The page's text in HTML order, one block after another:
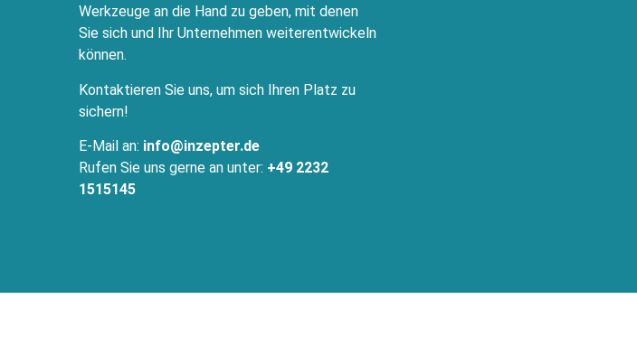
Werkzeuge an die Hand zu geben, mit denen
Sie sich und Ihr Unternehmen weiterentwickeln
können.
Kontaktieren Sie uns, um sich Ihren Platz zu
sichern!
E-Mail an: info@inzepter.de
Rufen Sie uns gerne an unter: +49 2232
1515145